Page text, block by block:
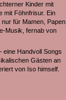
Kinder mit
mit Föhnfrisur. Ein
für Mamen, Papen,
Musik, fernab von
eine Handvoll Songs
Gästen an
von Iso himself.